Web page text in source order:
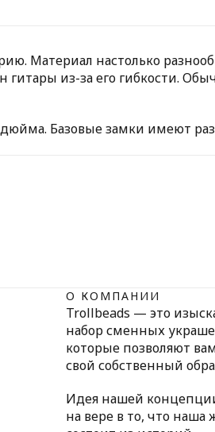
Материал настолько
гитары из-за его гибкости.
Базовые замки имеют
О КОМПАНИИ
Trollbeads — это
набор сменных
которые позволяют
свой собственный
Идея нашей
на вере в то, что наша